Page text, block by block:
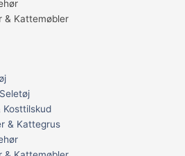
& Kattemøbler
Kosttilskud
& Kattegrus